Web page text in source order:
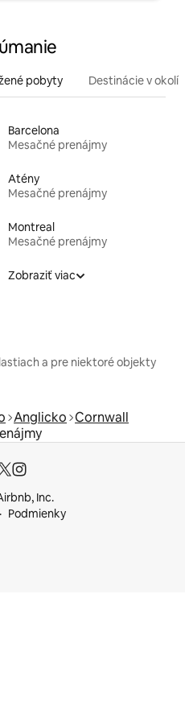
pobyty Destinácie v okolí
Barcelona
Mesačné prenájmy
Atény
Mesačné prenájmy
Montreal
Mesačné prenájmy
Zobraziť viac
a pre niektoré objekty
Anglicko Cornwall
Inc.
Podmienky